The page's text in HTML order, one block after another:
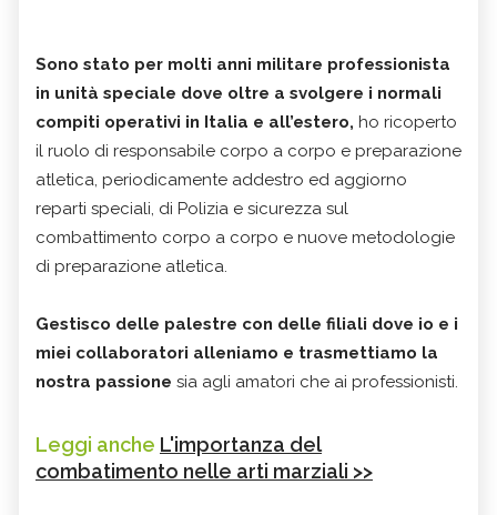
Sono stato per molti anni militare professionista
in unità speciale dove oltre a svolgere i normali
compiti operativi in Italia e all’estero, ho ricoperto
il ruolo di responsabile corpo a corpo e preparazione
atletica, periodicamente addestro ed aggiorno
reparti speciali, di Polizia e sicurezza sul
combattimento corpo a corpo e nuove metodologie
di preparazione atletica.
Gestisco delle palestre con delle filiali dove io e i
miei collaboratori alleniamo e trasmettiamo la
nostra passione sia agli amatori che ai professionisti.
Leggi anche L'importanza del
combatimento nelle arti marziali >>